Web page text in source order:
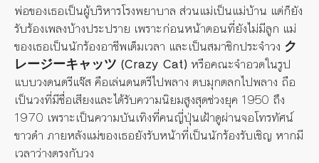
พ่อของเธอเป็นผู้บริหารโรงพยาบาล ส่วนแม่เป็นแม่บ้าน แต่ก็ยัง
รับร้องเพลงบ้างประปราย เพราะก่อนหน้าตอนที่ยังไม่มีลูก แม่
ของเธอเป็นนักร้องอาชีพเต็มเวลา และเป็นสมาชิกประจำวง ク
レージーキャッツ (Crazy Cat) หรือคณะจำอวดในรูป
แบบวงดนตรีแจ๊ส คือเล่นดนตรีไปพลาง ตบมุกตลกไปพลาง ถือ
เป็นวงที่มีชื่อเสียงและได้รับความนิยมสูงสุดช่วงยุค 1950 ถึง
1970 เพราะเป็นความบันเทิงที่คนญี่ปุ่นเฝ้าดูผ่านจอโทรทัศน์
ขาวดำ ภายหลังแม่ของเธอยังรับหน้าที่เป็นนักร้องรับเชิญ หากมี
เวลาว่างตรงกับวง